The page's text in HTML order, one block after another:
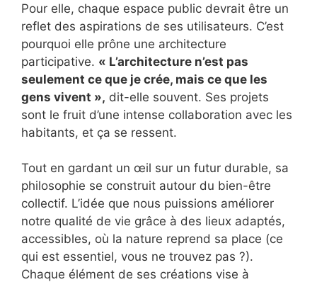
Pour elle, chaque espace public devrait être un
reflet des aspirations de ses utilisateurs. C’est
pourquoi elle prône une architecture
participative. « L’architecture n’est pas
seulement ce que je crée, mais ce que les
gens vivent », dit-elle souvent. Ses projets
sont le fruit d’une intense collaboration avec les
habitants, et ça se ressent.
Tout en gardant un œil sur un futur durable, sa
philosophie se construit autour du bien-être
collectif. L’idée que nous puissions améliorer
notre qualité de vie grâce à des lieux adaptés,
accessibles, où la nature reprend sa place (ce
qui est essentiel, vous ne trouvez pas ?).
Chaque élément de ses créations vise à